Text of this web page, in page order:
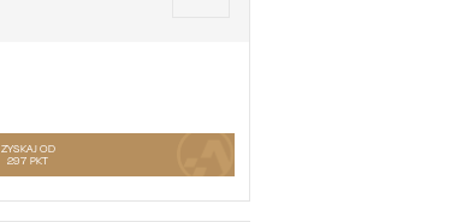
ZYSKAJ OD
297 PKT